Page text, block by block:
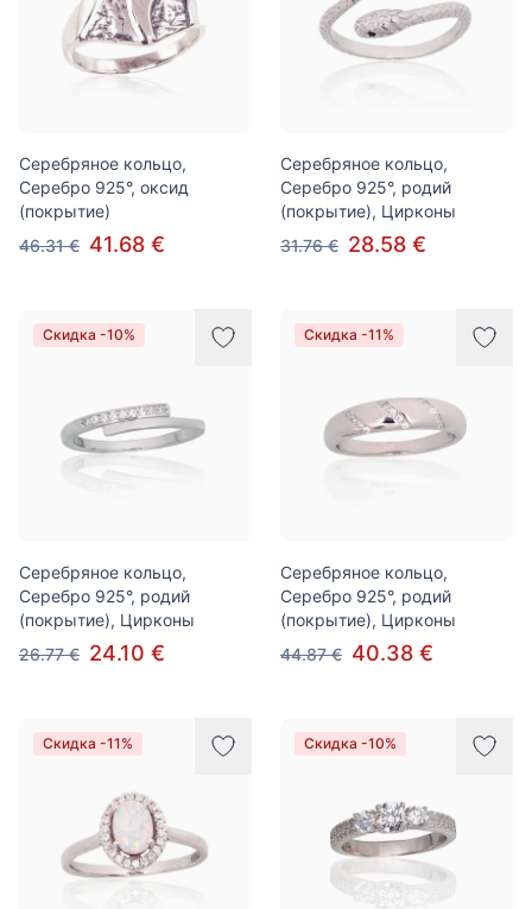
Серебряное кольцо,
Серебро 925°, оксид
(покрытие)
46.31 € 41.68 €
Серебряное кольцо,
Серебро 925°, родий
(покрытие), Цирконы
31.76 € 28.58 €
Скидка -10%
Серебряное кольцо,
Серебро 925°, родий
(покрытие), Цирконы
26.77 € 24.10 €
Скидка -11%
Серебряное кольцо,
Серебро 925°, родий
(покрытие), Цирконы
44.87 € 40.38 €
Скидка -11% Скидка -10%